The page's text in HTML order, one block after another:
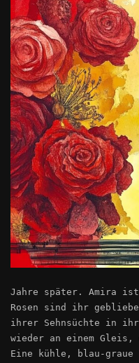
Jahre später. Amira
Rosen sind ihr
ihrer Sehnsüchte in ihr
wieder an einem
Eine kühle, blau-graue